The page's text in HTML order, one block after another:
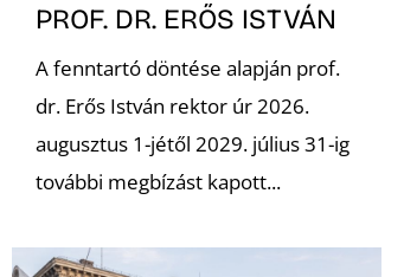
PROF. DR. ERŐS ISTVÁN
A fenntartó döntése alapján prof.
dr. Erős István rektor úr 2026.
augusztus 1-jétől 2029. július 31-ig
további megbízást kapott...